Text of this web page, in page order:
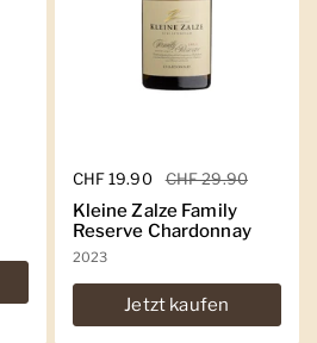
Regulärer Preis
CHF 19.90 Sale-Preis
CHF 29.90
Kleine Zalze Family
Reserve Chardonnay
2023
Jetzt kaufen